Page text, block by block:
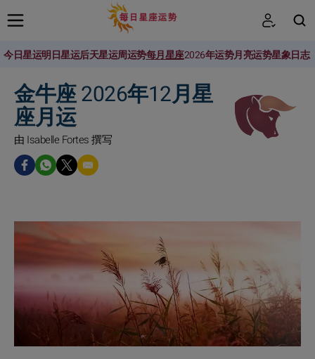
今日星运明日星运后天星运周运势每月星座2026年运势月亮运势星象日志
金牛座 2026年12月星
座月运
由 Isabelle Fortes 撰写